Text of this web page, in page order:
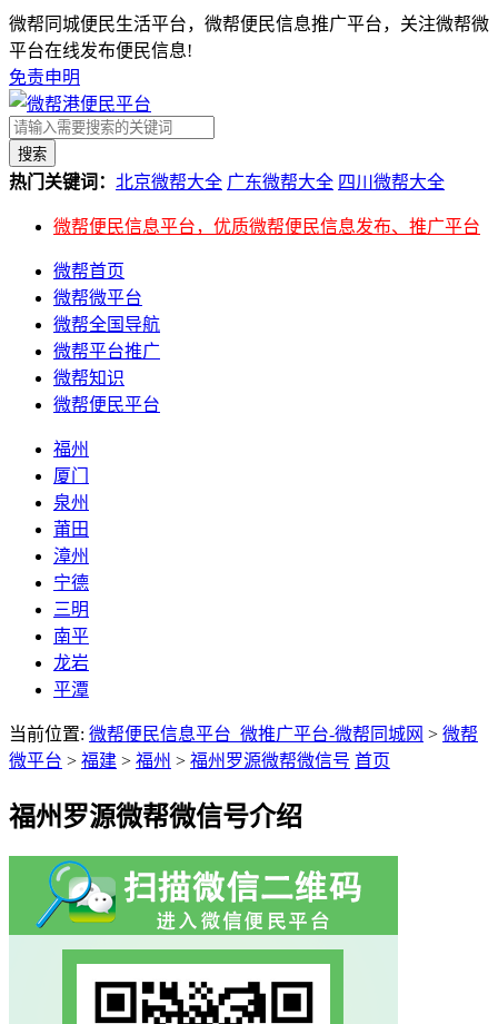
微帮同城便民生活平台，微帮便民信息推广平台，关注微帮微
平台在线发布便民信息!
免责申明
搜索
热门关键词： 北京微帮大全 广东微帮大全 四川微帮大全
微帮便民信息平台，优质微帮便民信息发布、推广平台
微帮首页
微帮微平台
微帮全国导航
微帮平台推广
微帮知识
微帮便民平台
福州
厦门
泉州
莆田
漳州
宁德
三明
南平
龙岩
平潭
当前位置: 微帮便民信息平台_微推广平台-微帮同城网 > 微帮
微平台 > 福建 > 福州 > 福州罗源微帮微信号 首页
福州罗源微帮微信号介绍